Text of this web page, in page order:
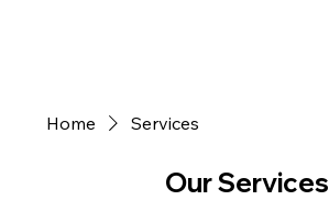
Home Services
Our Services